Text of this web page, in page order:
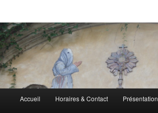
principal
Accueil Horaires & Contact Présentation